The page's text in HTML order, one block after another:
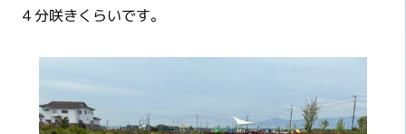
４分咲きくらいです。